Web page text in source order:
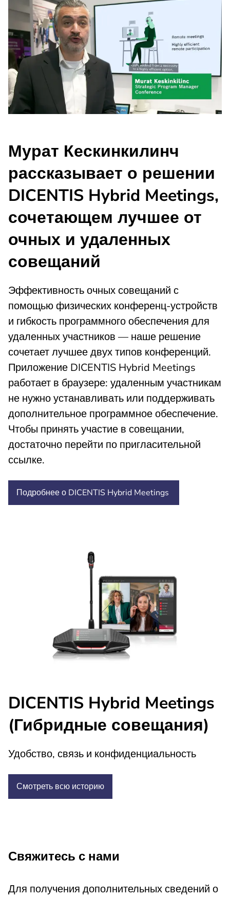
Мурат Кескинкилинч
рассказывает о решении
DICENTIS Hybrid Meetings,
сочетающем лучшее от
очных и удаленных
совещаний
Эффективность очных совещаний с
помощью физических конференц-устройств
и гибкость программного обеспечения для
удаленных участников — наше решение
сочетает лучшее двух типов конференций.
Приложение DICENTIS Hybrid Meetings
работает в браузере: удаленным участникам
не нужно устанавливать или поддерживать
дополнительное программное обеспечение.
Чтобы принять участие в совещании,
достаточно перейти по пригласительной
ссылке.
Подробнее о DICENTIS Hybrid Meetings
DICENTIS Hybrid Meetings
(Гибридные совещания)
Удобство, связь и конфиденциальность
Смотреть всю историю
Свяжитесь с нами
Для получения дополнительных сведений о